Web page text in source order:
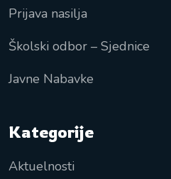
Prijava nasilja
Školski odbor – Sjednice
Javne Nabavke
Kategorije
Aktuelnosti